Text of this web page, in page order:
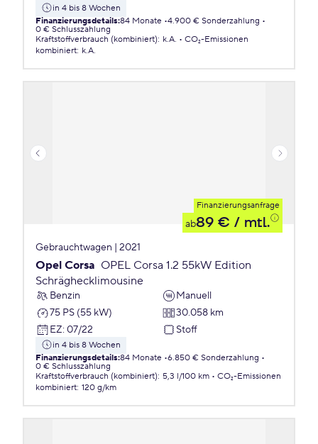
in 4 bis 8 Wochen
Finanzierungsdetails:84 Monate 4.900 € Sonderzahlung
0 € Schlusszahlung
Kraftstoffverbrauch (kombiniert): k.A.
CO₂-Emissionen
kombiniert: k.A.
Finanzierungsanfrage
ab89 € / mtl.
Gebrauchtwagen | 2021
Opel Corsa OPEL Corsa 1.2 55kW Edition
Schräghecklimousine
Benzin
Manuell
75 PS (55 kW)
30.058 km
EZ: 07/22 Stoff
in 4 bis 8 Wochen
Finanzierungsdetails:84 Monate 6.850 € Sonderzahlung
0 € Schlusszahlung
Kraftstoffverbrauch (kombiniert): 5,3 l/100 km
CO₂-Emissionen
kombiniert: 120 g/km